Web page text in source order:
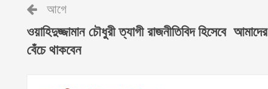
আগে
ওয়াহিদুজ্জামান চৌধুরী ত্যাগী রাজনীতিবিদ হিসেবে
বেঁচে থাকবেন